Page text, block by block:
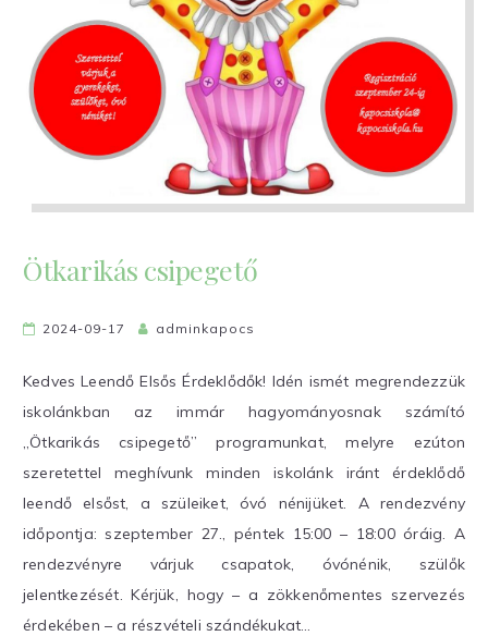
Ötkarikás csipegető
2024-09-17 adminkapocs
Kedves Leendő Elsős Érdeklődők! Idén ismét megrendezzük
iskolánkban az immár hagyományosnak számító
„Ötkarikás csipegető” programunkat, melyre ezúton
szeretettel meghívunk minden iskolánk iránt érdeklődő
leendő elsőst, a szüleiket, óvó nénijüket. A rendezvény
időpontja: szeptember 27., péntek 15:00 – 18:00 óráig. A
rendezvényre várjuk csapatok, óvónénik, szülők
jelentkezését. Kérjük, hogy – a zökkenőmentes szervezés
érdekében – a részvételi szándékukat…